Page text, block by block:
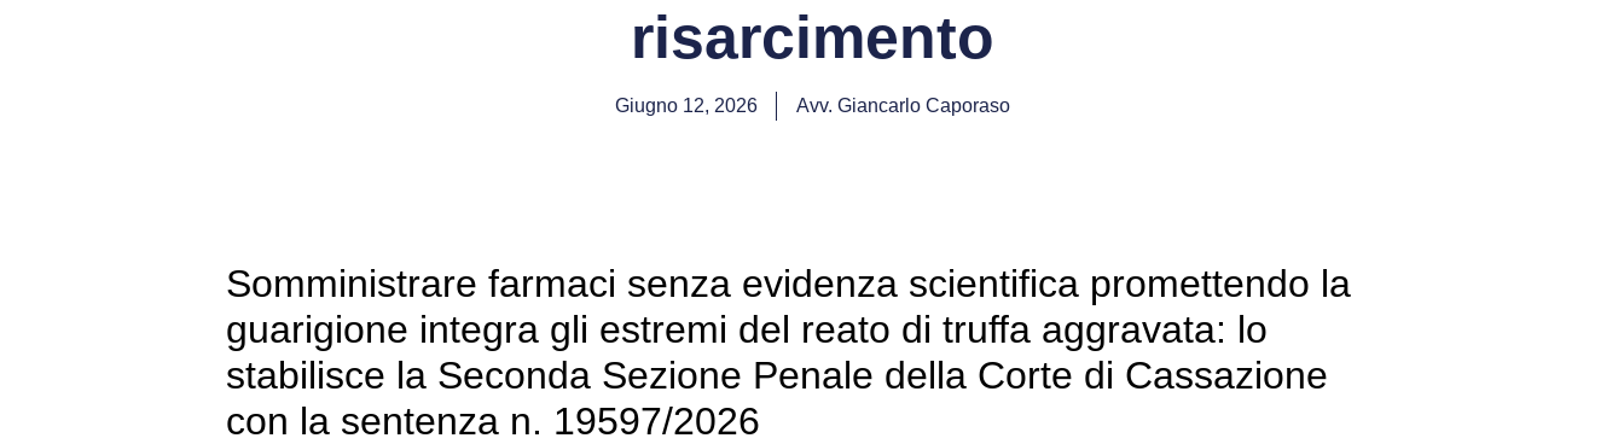
risarcimento
Giugno 12, 2026 Avv. Giancarlo Caporaso
Somministrare farmaci senza evidenza scientifica promettendo la
guarigione integra gli estremi del reato di truffa aggravata: lo
stabilisce la Seconda Sezione Penale della Corte di Cassazione
con la sentenza n. 19597/2026